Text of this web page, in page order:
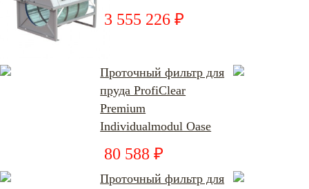
3 555 226 ₽
Проточный фильтр для
пруда ProfiClear
Premium
Individualmodul Oase
80 588 ₽
Проточный фильтр для